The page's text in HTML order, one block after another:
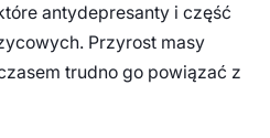
antydepresanty i część
Przyrost masy
trudno go powiązać z